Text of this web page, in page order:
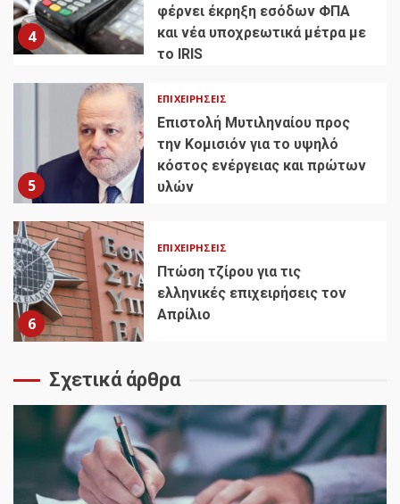
4
φέρνει έκρηξη εσόδων ΦΠΑ
και νέα υποχρεωτικά μέτρα με
το IRIS
5
ΕΠΙΧΕΙΡΉΣΕΙΣ
Επιστολή Μυτιληναίου προς
την Κομισιόν για το υψηλό
κόστος ενέργειας και πρώτων
υλών
6
ΕΠΙΧΕΙΡΉΣΕΙΣ
Πτώση τζίρου για τις
ελληνικές επιχειρήσεις τον
Απρίλιο
Σχετικά άρθρα